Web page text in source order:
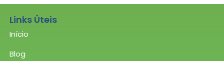
Links Úteis
Início
Blog